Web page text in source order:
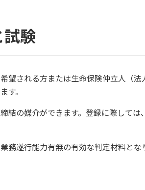
験
望される方または生命保険仲立人（
す。
結の媒介ができます。登録に際して
遂行能力有無の有効な判定材料とな